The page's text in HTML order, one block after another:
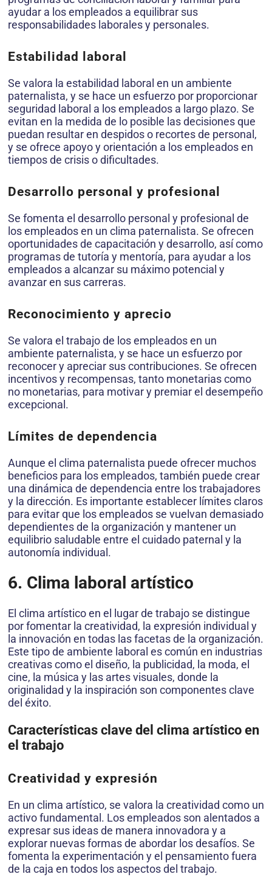
ayudar a los empleados a equilibrar sus
responsabilidades laborales y personales.
Estabilidad laboral
Se valora la estabilidad laboral en un ambiente
paternalista, y se hace un esfuerzo por proporcionar
seguridad laboral a los empleados a largo plazo. Se
evitan en la medida de lo posible las decisiones que
puedan resultar en despidos o recortes de personal,
y se ofrece apoyo y orientación a los empleados en
tiempos de crisis o dificultades.
Desarrollo personal y profesional
Se fomenta el desarrollo personal y profesional de
los empleados en un clima paternalista. Se ofrecen
oportunidades de capacitación y desarrollo, así como
programas de tutoría y mentoría, para ayudar a los
empleados a alcanzar su máximo potencial y
avanzar en sus carreras.
Reconocimiento y aprecio
Se valora el trabajo de los empleados en un
ambiente paternalista, y se hace un esfuerzo por
reconocer y apreciar sus contribuciones. Se ofrecen
incentivos y recompensas, tanto monetarias como
no monetarias, para motivar y premiar el desempeño
excepcional.
Límites de dependencia
Aunque el clima paternalista puede ofrecer muchos
beneficios para los empleados, también puede crear
una dinámica de dependencia entre los trabajadores
y la dirección. Es importante establecer límites claros
para evitar que los empleados se vuelvan demasiado
dependientes de la organización y mantener un
equilibrio saludable entre el cuidado paternal y la
autonomía individual.
6. Clima laboral artístico
El clima artístico en el lugar de trabajo se distingue
por fomentar la creatividad, la expresión individual y
la innovación en todas las facetas de la organización.
Este tipo de ambiente laboral es común en industrias
creativas como el diseño, la publicidad, la moda, el
cine, la música y las artes visuales, donde la
originalidad y la inspiración son componentes clave
del éxito.
Características clave del clima artístico en
el trabajo
Creatividad y expresión
En un clima artístico, se valora la creatividad como un
activo fundamental. Los empleados son alentados a
expresar sus ideas de manera innovadora y a
explorar nuevas formas de abordar los desafíos. Se
fomenta la experimentación y el pensamiento fuera
de la caja en todos los aspectos del trabajo.